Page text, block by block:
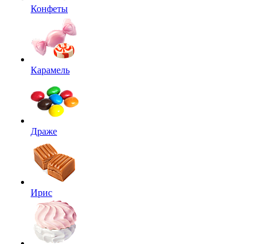
Конфеты
Карамель
Драже
Ирис